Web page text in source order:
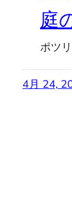
庭
ポツ
4月 24,